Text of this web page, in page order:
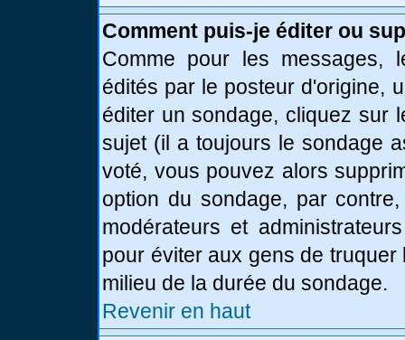
Comment puis-je éditer ou
Comme pour les messages,
édités par le posteur d'origine,
éditer un sondage, cliquez sur
sujet (il a toujours le sondage
voté, vous pouvez alors
option du sondage, par
modérateurs et
pour éviter aux gens de
milieu de la durée du sondage.
Revenir en haut